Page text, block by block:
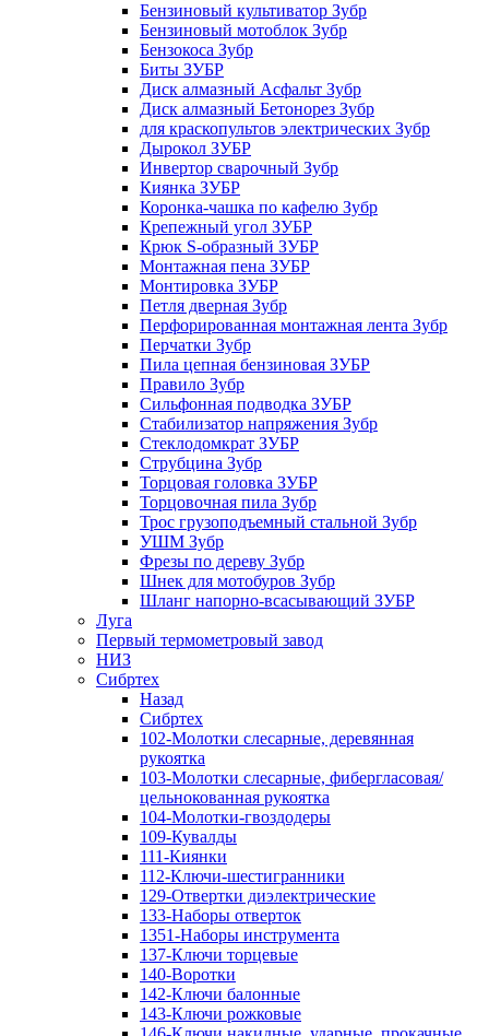
Бензиновый культиватор Зубр
Бензиновый мотоблок Зубр
Бензокоса Зубр
Биты ЗУБР
Диск алмазный Асфальт Зубр
Диск алмазный Бетонорез Зубр
для краскопультов электрических Зубр
Дырокол ЗУБР
Инвертор сварочный Зубр
Киянка ЗУБР
Коронка-чашка по кафелю Зубр
Крепежный угол ЗУБР
Крюк S-образный ЗУБР
Монтажная пена ЗУБР
Монтировка ЗУБР
Петля дверная Зубр
Перфорированная монтажная лента Зубр
Перчатки Зубр
Пила цепная бензиновая ЗУБР
Правило Зубр
Сильфонная подводка ЗУБР
Стабилизатор напряжения Зубр
Стеклодомкрат ЗУБР
Струбцина Зубр
Торцовая головка ЗУБР
Торцовочная пила Зубр
Трос грузоподъемный стальной Зубр
УШМ Зубр
Фрезы по дереву Зубр
Шнек для мотобуров Зубр
Шланг напорно-всасывающий ЗУБР
Луга
Первый термометровый завод
НИЗ
Сибртех
Назад
Сибртех
102-Молотки слесарные, деревянная
рукоятка
103-Молотки слесарные, фибергласовая/
цельнокованная рукоятка
104-Молотки-гвоздодеры
109-Кувалды
111-Киянки
112-Ключи-шестигранники
129-Отвертки диэлектрические
133-Наборы отверток
1351-Наборы инструмента
137-Ключи торцевые
140-Воротки
142-Ключи балонные
143-Ключи рожковые